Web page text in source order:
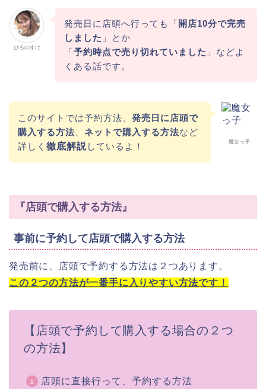
ひろのすけ
発売日に店頭へ行っても「 開店10分で完売
しました 」とか
「予約時点で売り切れていました 」などよ
くある話です。
魔女っ子
このサイトでは予約方法、 発売日に店頭で
購入する方法、 ネットで購入する方法など
詳しく 徹底解説しているよ！
『店頭で購入する方法』
事前に予約して店頭で購入する方法
発売前に、店頭で予約する方法は２つあります。
この２つの方法が一番手に入りやすい方法です！
【店頭で予約して購入する場合の２つ
の方法】
店頭に直接行って、予約する方法